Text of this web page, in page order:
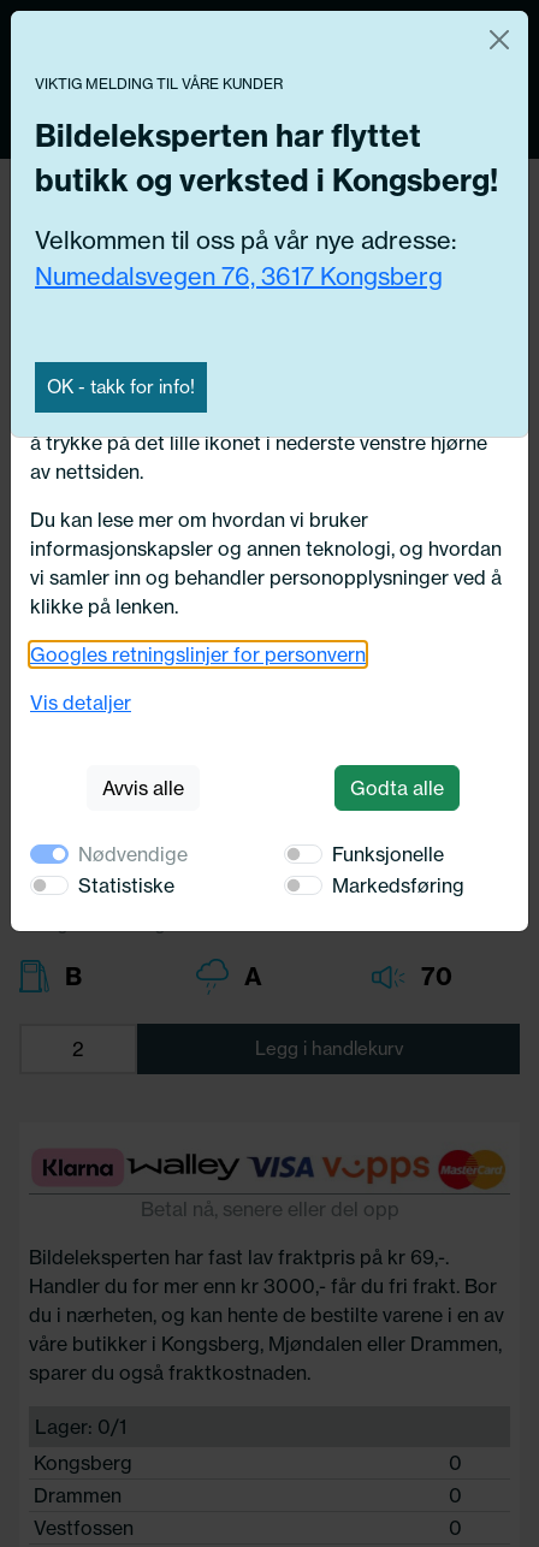
Tilbake
235/60X18 Michelin LATITUDE
SPORT 3 103V
Profil:
60,00
Diameter:
Lasteindex:
B A 70
Legg i handlekurv
Betal nå, senere eller del opp
Bildeleksperten har fast lav fraktpris på kr 69,-.
Handler du for mer enn kr 3000,- får du fri frakt. Bor
du i nærheten, og kan hente de bestilte varene i en av
våre butikker i Kongsberg, Mjøndalen eller Drammen,
sparer du også fraktkostnaden.
Lager: 0/1
Kongsberg
0
Drammen
0
Vestfossen
0
Vi og våre forretningspartnere bruker teknologier,
inkludert informasjonskapsler/«cookies» til å samle
informasjon om deg for forskjellige formål, inkludert:
Funksjonelle, Statistiske, Markedsføring
Ved å trykke «Godta» gir du din tillatelse til alle disse
formålene. Du kan også velge formålet du vil
innstillingene».
Du kan trekke tilbake samtykket ditt til enhver tid ved
å trykke på det lille ikonet i nederste venstre hjørne
av nettsiden.
Du kan lese mer om hvordan vi bruker
informasjonskapsler og annen teknologi, og hvordan
vi samler inn og behandler personopplysninger ved å
klikke på lenken.
Googles retningslinjer for personvern
Vis detaljer
Avvis alle Godta alle
Nødvendige
Funksjonelle
Statistiske
Markedsføring
VIKTIG MELDING TIL VÅRE KUNDER
Bildeleksperten har flyttet
butikk og verksted i Kongsberg!
Velkommen til oss på vår nye adresse:
Numedalsvegen 76, 3617 Kongsberg
OK - takk for info!